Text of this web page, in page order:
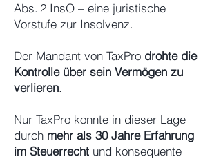
Abs. 2 InsO – eine juristische
Vorstufe zur Insolvenz.
Der Mandant von TaxPro drohte die
Kontrolle über sein Vermögen zu
verlieren.
Nur TaxPro konnte in dieser Lage
durch mehr als 30 Jahre Erfahrung
im Steuerrecht und konsequente